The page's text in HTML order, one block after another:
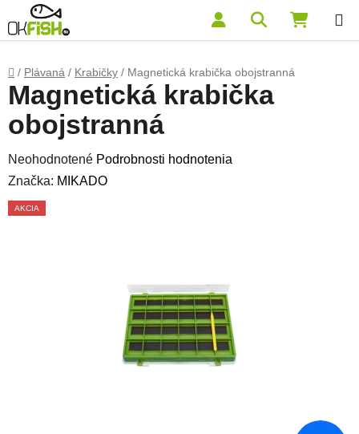
Prejsť na obsah Hľadať
Domov
/ Plávaná / Krabičky / Magnetická krabička obojstranná
Magnetická krabička
obojstranná
Priemerné hodnotenie produktu je 0,0 z 5 hviezdičiek.
Neohodnotené Podrobnosti hodnotenia
Značka: MIKADO
AKCIA